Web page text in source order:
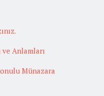
Anlamları
Münazara